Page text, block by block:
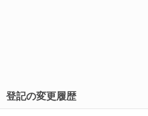
登記の変更履歴